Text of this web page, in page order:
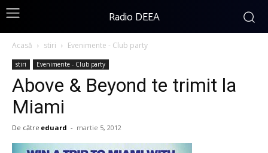
Radio DEEA
Acasă stiri Evenimente - Club party
stiri Evenimente - Club party
Above & Beyond te trimit la
Miami
De către eduard - martie 5, 2012